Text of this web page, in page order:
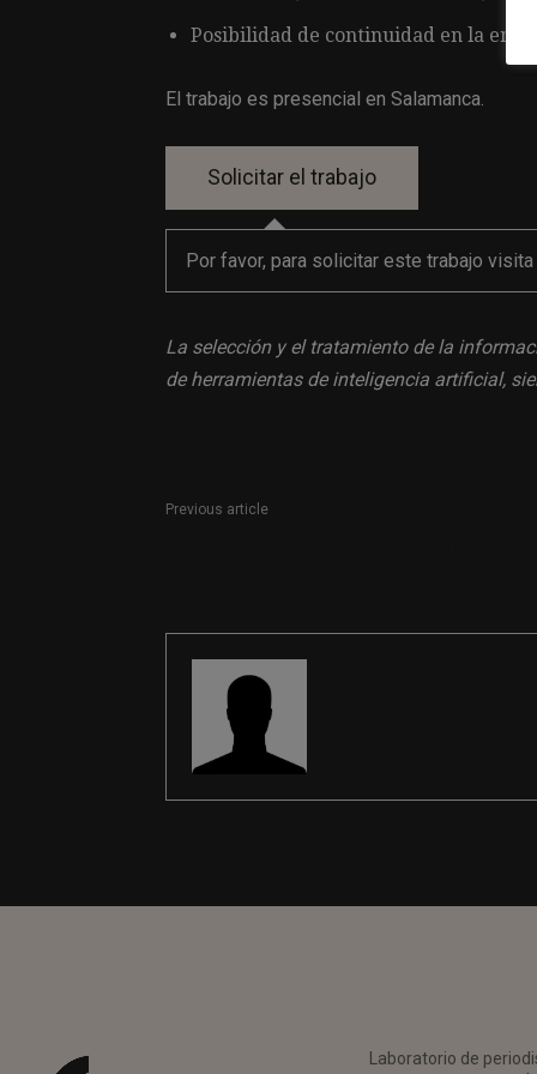
Posibilidad de continuidad en la
El trabajo es presencial en Salamanca.
Por favor, para solicitar este trabajo visita
La selección y el tratamiento de la
de herramientas de inteligencia artificial,
Previous article
Laboratorio de